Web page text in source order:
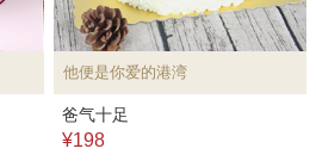
他便是你爱的港湾
爸气十足
¥198